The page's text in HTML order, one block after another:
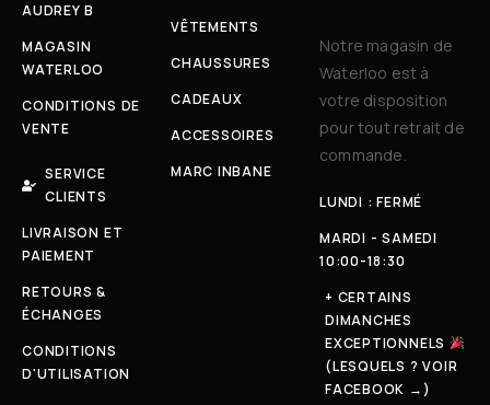
AUDREY B
MAGASIN
WATERLOO
CONDITIONS DE
VENTE
SERVICE
CLIENTS
LIVRAISON ET
PAIEMENT
RETOURS &
ÉCHANGES
CONDITIONS
D'UTILISATION
VÊTEMENTS
CHAUSSURES
CADEAUX
ACCESSOIRES
MARC INBANE
Notre magasin de
Waterloo est à
votre disposition
pour tout retrait de
commande.
LUNDI : FERMÉ
MARDI - SAMEDI
10:00-18:30
+ CERTAINS
DIMANCHES
EXCEPTIONNELS
(LESQUELS ? VOIR
FACEBOOK →)